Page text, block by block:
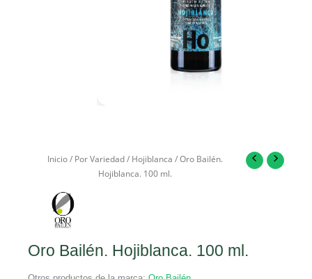
Inicio/ Por Variedad/ Hojiblanca / Oro Bailén.
Hojiblanca. 100 ml.
Oro Bailén. Hojiblanca. 100 ml.